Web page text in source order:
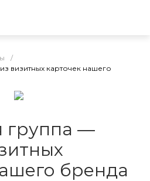
/
визитных карточек нашего
группа —
бренда